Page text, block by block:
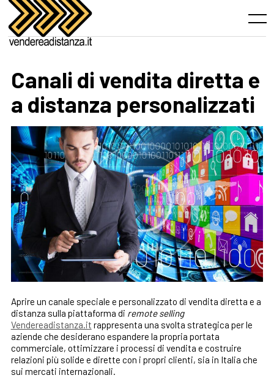
Skip
content
Menu
Canali di vendita diretta e
a distanza personalizzati
Aprire un canale speciale e personalizzato di vendita diretta e a
distanza sulla piattaforma di remote selling
Vendereadistanza.it rappresenta una svolta strategica per le
aziende che desiderano espandere la propria portata
commerciale, ottimizzare i processi di vendita e costruire
relazioni più solide e dirette con i propri clienti, sia in Italia che
sui mercati internazionali.